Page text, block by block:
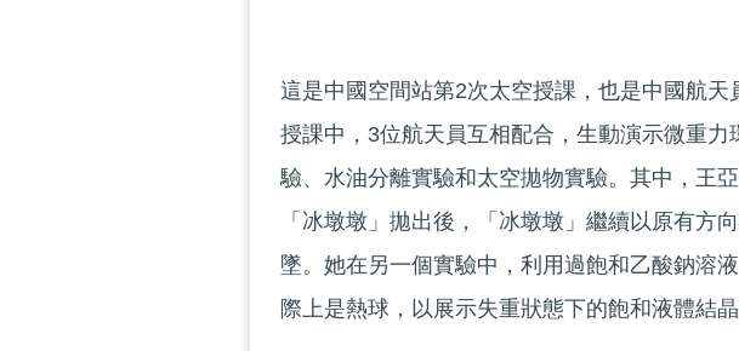
這是中國空間站第2次太空授課，也是中國航
授課中，3位航天員互相配合，生動演示微重
驗、水油分離實驗和太空拋物實驗。其中，王
「冰墩墩」拋出後，「冰墩墩」繼續以原有方
墜。她在另一個實驗中，利用過飽和乙酸鈉溶
際上是熱球，以展示失重狀態下的飽和液體結晶